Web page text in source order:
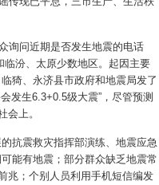
问近期是否发生地震的电话
临汾、太原少数地区。起因主要
猗、永济县市政府和地震局发了
发生6.3+0.5级大震”，尽管预测
会上。
抗震救灾指挥部演练、地震应急
能有地震；部分群众缺乏地震常
兆；个别人员利用手机短信编发